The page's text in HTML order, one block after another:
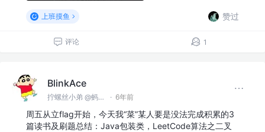
上班摸鱼 赞过
评论 1
BlinkAce
拧螺丝小弟 @蚂蚁集团 · 6年前
周五从立flag开始，今天我“菜”某人要是没法完成积累的3
篇读书及刷题总结：Java包装类，LeetCode算法之二叉